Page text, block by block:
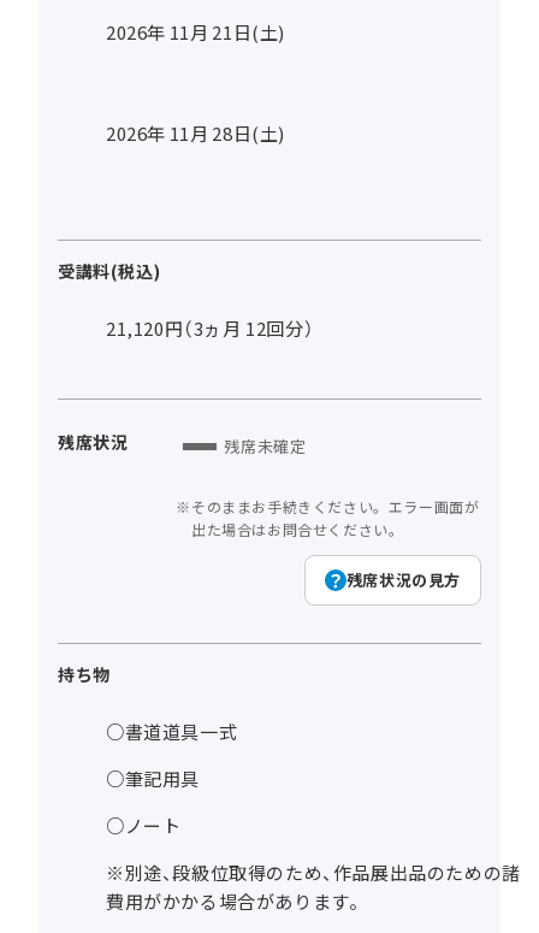
2026年 11月 21日(土)
2026年 11月 28日(土)
受講料(税込)
21,120円（3ヵ月 12回分）
残席状況 残席未確定
そのままお手続きください。エラー画面が
出た場合はお問合せください。
残席状況の見方
持ち物
○書道道具一式
○筆記用具
○ノート
※別途、段級位取得のため、作品展出品のための諸
費用がかかる場合があります。